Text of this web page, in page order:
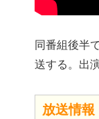
同番組後半
送する。出
放送情報